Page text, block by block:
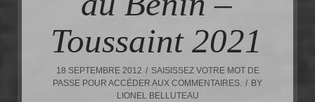
Toussaint 2021
18 SEPTEMBRE 2012
SAISISSEZ VOTRE MOT DE
PASSE POUR ACCÉDER AUX COMMENTAIRES.
BY
LIONEL BELLUTEAU